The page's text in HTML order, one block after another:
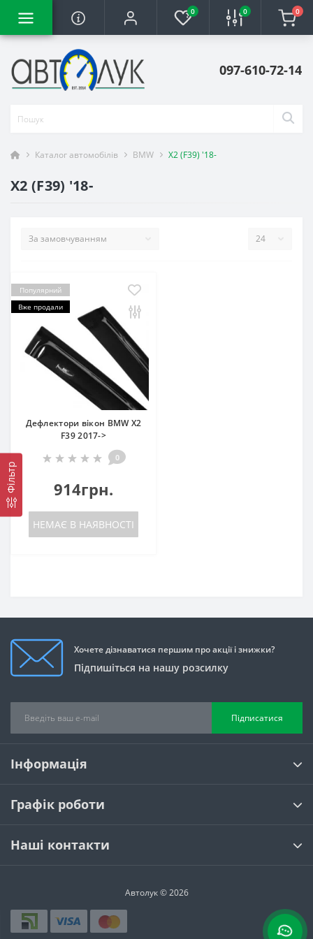
0 0 0
097-610-72-14
Каталог автомобілів BMW X2 (F39) '18-
X2 (F39) '18-
Фільтр
Популярний
Вже продали
Дефлектори вікон BMW X2
F39 2017->
0
914грн.
НЕМАЄ В НАЯВНОСТІ
Хочете дізнаватися першим про акції і знижки?
Підпишіться на нашу розсилку
Підписатися
Інформація
Графік роботи
Наші контакти
Автолук © 2026